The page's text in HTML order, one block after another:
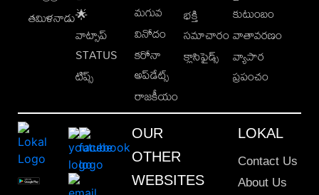
తమిళనాడు🌟
వాట్సాప్
STATUS
టిప్స్
మగువ
వినోదం
కరోనా
అప్‌డేట్స్
రాజకీయం
భక్తి
సమాచారం
క్లాసిఫైడ్స్
కుటుంబం
వాతావరణం
వ్యాపార
ప్రపంచం
OUR
OTHER
WEBSITES
LOKAL
Contact Us
About Us